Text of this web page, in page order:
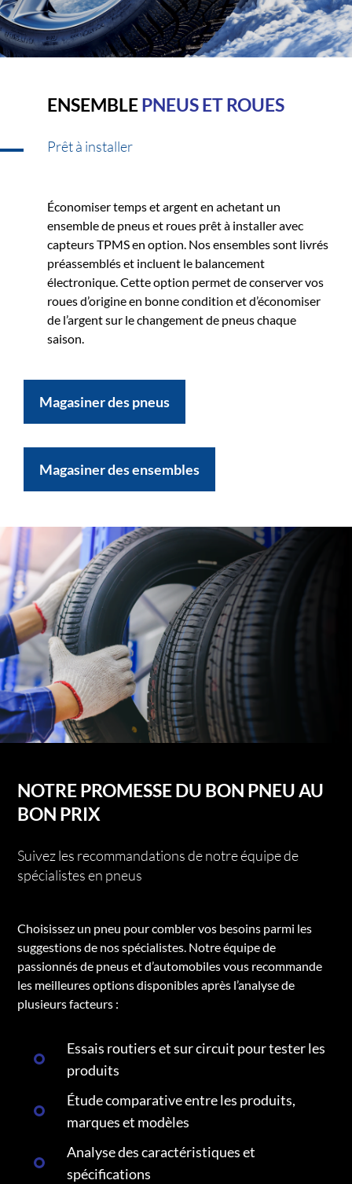
ENSEMBLEPNEUS ET ROUES
Prêt à installer
Économiser temps et argent en achetant un
ensemble de pneus et roues prêt à installer avec
capteurs TPMS en option. Nos ensembles sont livrés
préassemblés et incluent le balancement
électronique. Cette option permet de conserver vos
roues d’origine en bonne condition et d’économiser
de l’argent sur le changement de pneus chaque
saison.
Magasiner des pneus
Magasiner des ensembles
NOTRE PROMESSE DU BON PNEU AU
BON PRIX
Suivez les recommandations de notre équipe de
spécialistes en pneus
Choisissez un pneu pour combler vos besoins parmi les
suggestions de nos spécialistes. Notre équipe de
passionnés de pneus et d’automobiles vous recommande
les meilleures options disponibles après l’analyse de
plusieurs facteurs :
Essais routiers et sur circuit pour tester les
produits
Étude comparative entre les produits,
marques et modèles
Analyse des caractéristiques et
spécifications